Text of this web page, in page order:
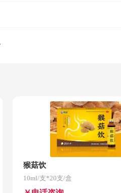
猴菇饮
10ml/支*20支/盒